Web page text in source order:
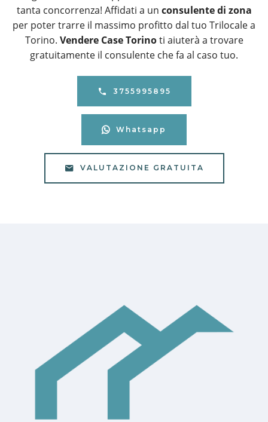
tanta concorrenza! Affidati a un consulente di zona
per poter trarre il massimo profitto dal tuo Trilocale a
Torino. Vendere Case Torinoti aiuterà a trovare
gratuitamente il consulente che fa al caso tuo.
3755995895
Whatsapp
VALUTAZIONE GRATUITA